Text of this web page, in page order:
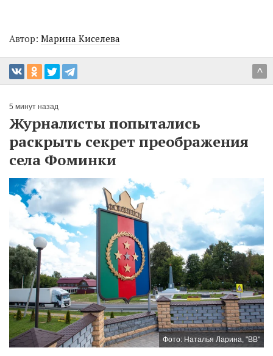
Автор: Марина Киселева
^
5 минут назад
Журналисты попытались
раскрыть секрет преображения
села Фоминки
Фото: Наталья Ларина, "ВВ"